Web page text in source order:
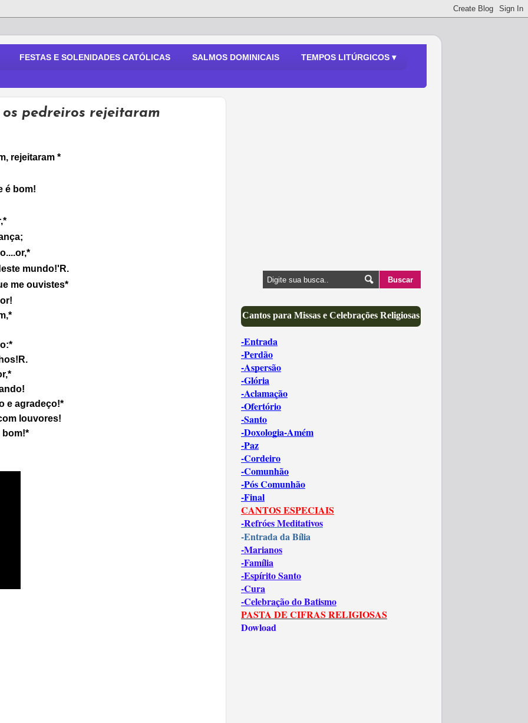
FESTAS E SOLENIDADES CATÓLICAS SALMOS DOMINICAIS TEMPOS LITÚRGICOS ▾
os pedreiros rejeitaram
rejeitaram *
é bom!
mundo!' R.
me ouvistes*
R.
e agradeço!*
louvores!
bom!*
Cantos para Missas e Celebrações Religiosas
-Entrada
-Perdão
-Aspersão
-Glória
-Aclamação
-Ofertório
-Santo
-Doxologia-Amém
-Paz
-Cordeiro
-Comunhão
-Pós Comunhão
-Final
CANTOS ESPECIAIS
-Refróes Meditativos
-Entrada da Bília
-Marianos
-Família
-Espírito Santo
-Cura
-Celebração do Batismo
PASTA DE CIFRAS RELIGIOSAS
Dowload